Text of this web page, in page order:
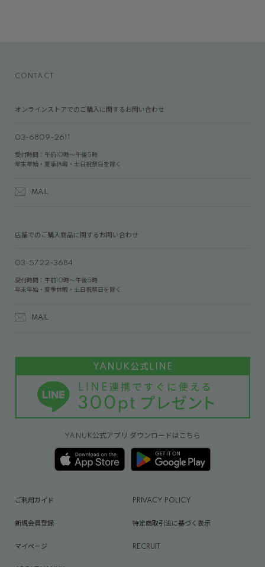
CONTACT
オンラインストアでのご購入に関するお問い合わせ
03-6809-2611
受付時間：午前10時～午後5時
年末年始・夏季休暇・土日祝祭日を除く
MAIL
店舗でのご購入商品に関するお問い合わせ
03-5722-3684
受付時間：午前10時～午後5時
年末年始・夏季休暇・土日祝祭日を除く
MAIL
YANUK公式アプリ ダウンロードはこちら
ご利用ガイド PRIVACY POLICY
新規会員登録 特定商取引法に基づく表示
マイページ RECRUIT